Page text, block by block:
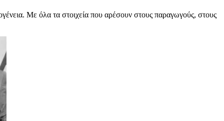
Με όλα τα στοιχεία που αρέσουν στους παραγωγούς, στους